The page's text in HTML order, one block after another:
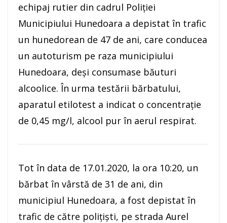
echipaj rutier din cadrul Poliţiei
Municipiului Hunedoara a depistat în trafic
un hunedorean de 47 de ani, care conducea
un autoturism pe raza municipiului
Hunedoara, deşi consumase băuturi
alcoolice. În urma testării bărbatului,
aparatul etilotest a indicat o concentraţie
de 0,45 mg/l, alcool pur în aerul respirat.
Tot în data de 17.01.2020, la ora 10:20, un
bărbat în vârstă de 31 de ani, din
municipiul Hunedoara, a fost depistat în
trafic de către poliţişti, pe strada Aurel